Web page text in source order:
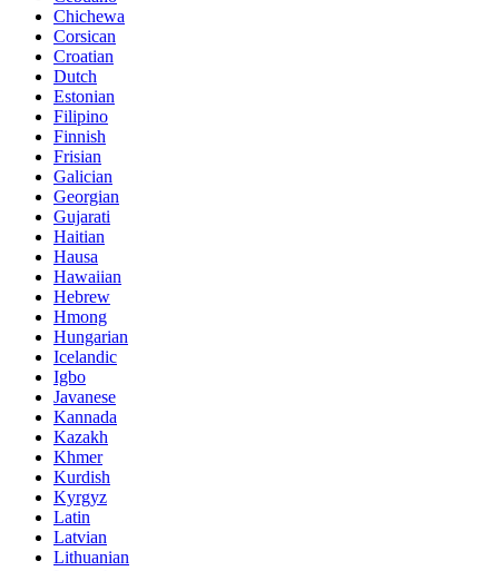
Chichewa
Corsican
Croatian
Dutch
Estonian
Filipino
Finnish
Frisian
Galician
Georgian
Gujarati
Haitian
Hausa
Hawaiian
Hebrew
Hmong
Hungarian
Icelandic
Igbo
Javanese
Kannada
Kazakh
Khmer
Kurdish
Kyrgyz
Latin
Latvian
Lithuanian